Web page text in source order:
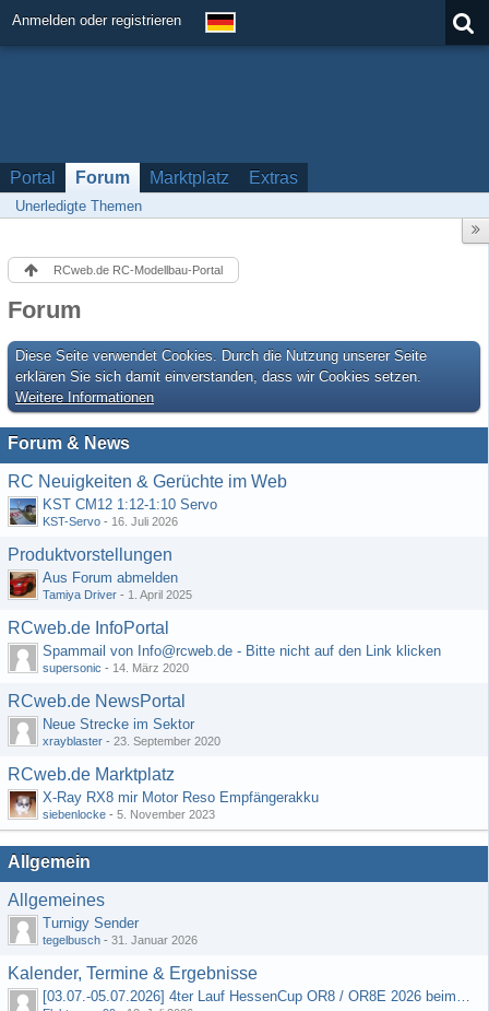
Anmelden oder registrieren
Portal Forum Marktplatz Extras
Unerledigte Themen
RCweb.de RC-Modellbau-Portal
Forum
Diese Seite verwendet Cookies. Durch die Nutzung unserer Seite
erklären Sie sich damit einverstanden, dass wir Cookies setzen.
Weitere Informationen
Forum & News
RC Neuigkeiten & Gerüchte im Web
KST CM12 1:12-1:10 Servo
KST-Servo - 16. Juli 2026
Produktvorstellungen
Aus Forum abmelden
Tamiya Driver - 1. April 2025
RCweb.de InfoPortal
Spammail von Info@rcweb.de - Bitte nicht auf den Link klicken
supersonic - 14. März 2020
RCweb.de NewsPortal
Neue Strecke im Sektor
xrayblaster - 23. September 2020
RCweb.de Marktplatz
X-Ray RX8 mir Motor Reso Empfängerakku
siebenlocke - 5. November 2023
Allgemein
Allgemeines
Turnigy Sender
tegelbusch - 31. Januar 2026
Kalender, Termine & Ergebnisse
[03.07.-05.07.2026] 4ter Lauf HessenCup OR8 / OR8E 2026 beim MSV Linsengericht e.V.